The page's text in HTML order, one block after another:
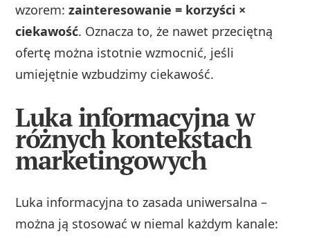
wzorem:zainteresowanie = korzyści ×
ciekawość. Oznacza to, że nawet przeciętną
ofertę można istotnie wzmocnić, jeśli
umiejętnie wzbudzimy ciekawość.
Luka informacyjna w
różnych kontekstach
marketingowych
Luka informacyjna to zasada uniwersalna –
można ją stosować w niemal każdym kanale: